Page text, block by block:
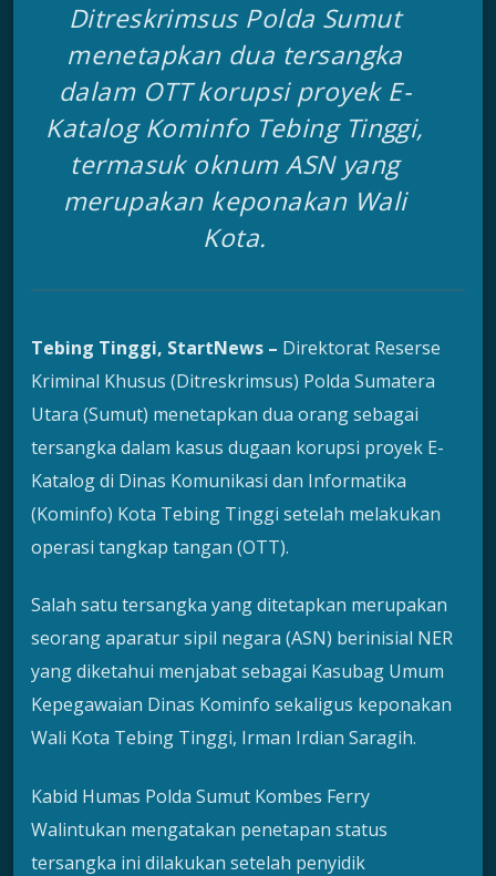
Ditreskrimsus Polda Sumut
menetapkan dua tersangka
dalam OTT korupsi proyek E-
Katalog Kominfo Tebing Tinggi,
termasuk oknum ASN yang
merupakan keponakan Wali
Kota.
Tebing Tinggi, StartNews – Direktorat Reserse
Kriminal Khusus (Ditreskrimsus) Polda Sumatera
Utara (Sumut) menetapkan dua orang sebagai
tersangka dalam kasus dugaan korupsi proyek E-
Katalog di Dinas Komunikasi dan Informatika
(Kominfo) Kota Tebing Tinggi setelah melakukan
operasi tangkap tangan (OTT).
Salah satu tersangka yang ditetapkan merupakan
seorang aparatur sipil negara (ASN) berinisial NER
yang diketahui menjabat sebagai Kasubag Umum
Kepegawaian Dinas Kominfo sekaligus keponakan
Wali Kota Tebing Tinggi, Irman Irdian Saragih.
Kabid Humas Polda Sumut Kombes Ferry
Walintukan mengatakan penetapan status
tersangka ini dilakukan setelah penyidik